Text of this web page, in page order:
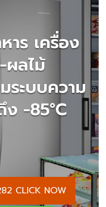
าร เครื่อง
ลไม้
ระบบความ
-85°C
CLICK NOW